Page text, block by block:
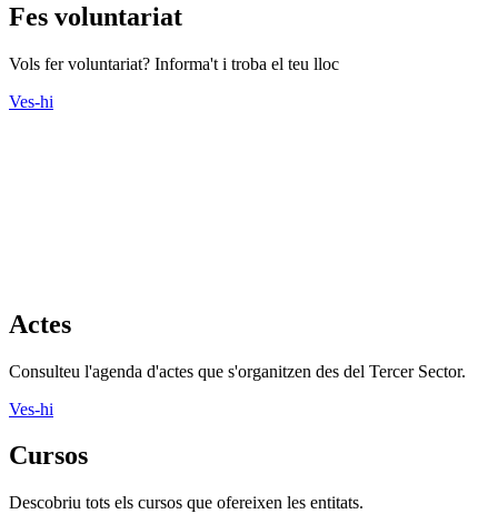
Fes voluntariat
Vols fer voluntariat? Informa't i troba el teu lloc
Ves-hi
Actes
Consulteu l'agenda d'actes que s'organitzen des del Tercer Sector.
Ves-hi
Cursos
Descobriu tots els cursos que ofereixen les entitats.